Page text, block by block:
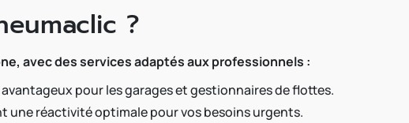
?
avec des services adaptés aux professionnels :
pour les garages et gestionnaires de flottes.
une réactivité optimale pour vos besoins urgents.